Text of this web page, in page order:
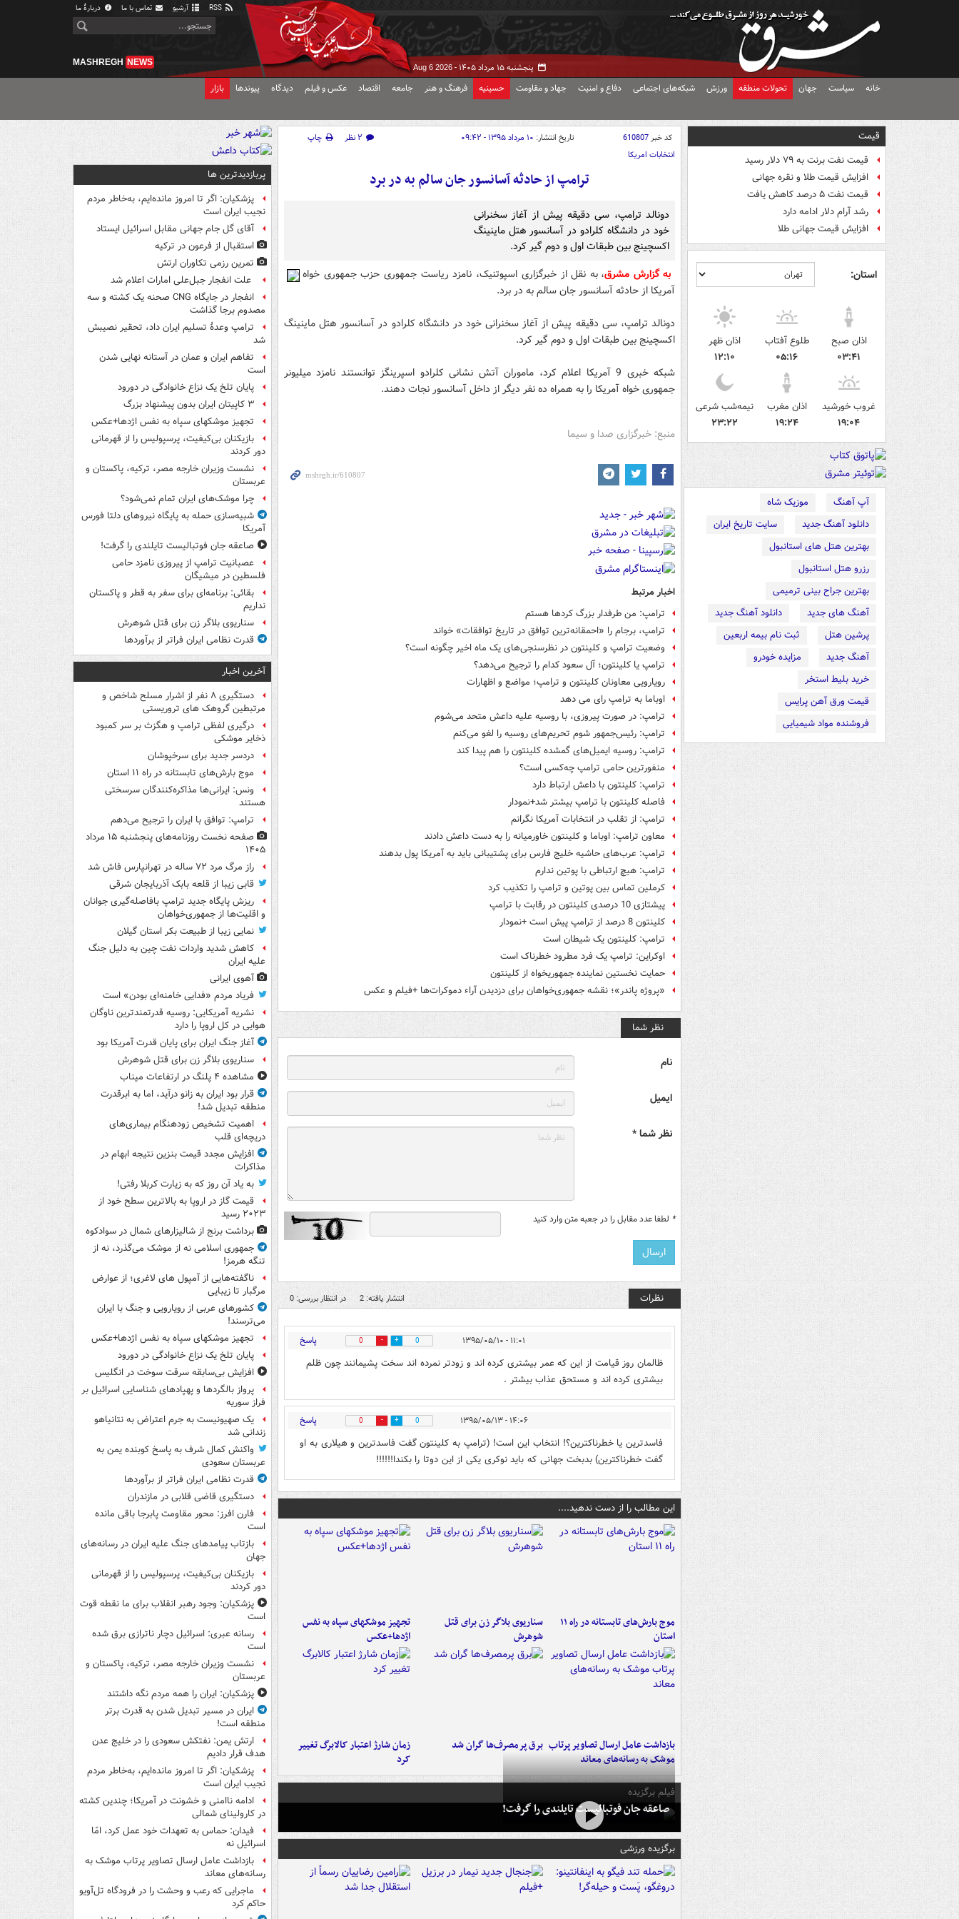
آرشیو تماس با ما دربارهٔ ما
پنجشنبه ۱۵ مرداد ۱۴۰۵ - Aug 6 2026
MASHREGH NEWS
خانه سیاست جهان تحولات منطقه ورزش شبکه‌های اجتماعی دفاع و امنیت جهاد و مقاومت حسینیه فرهنگ و هنر جامعه اقتصاد عکس و فیلم دیدگاه پیوندها بازار
قیمت
قیمت نفت برنت به ۷۹ دلار رسید
افزایش قیمت طلا و نقره جهانی
قیمت نفت ۵ درصد کاهش یافت
رشد آرام دلار ادامه دارد
افزایش قیمت جهانی طلا
استان:
اذان صبح
۰۳:۴۱
طلوع آفتاب
۰۵:۱۶
اذان ظهر
۱۲:۱۰
غروب خورشید
۱۹:۰۴
اذان مغرب
۱۹:۲۴
نیمه‌شب شرعی
۲۳:۲۲
آپ آهنگ
موزیک شاه
دانلود آهنگ جدید
سایت تاریخ ایران
بهترین هتل های استانبول
رزرو هتل استانبول
بهترین جراح بینی ترمیمی
آهنگ های جدید
دانلود آهنگ جدید
پرشین هتل
ثبت نام بیمه اربعین
آهنگ جدید
مزایده خودرو
خرید بلیط استخر
قیمت ورق آهن پرایس
فروشنده مواد شیمیایی
کد خبر610807 تاریخ انتشار: ۱۰ مرداد ۱۳۹۵ - ۰۹:۴۲ ۲ نظر
چاپ
انتخابات امریکا
ترامپ از حادثه آسانسور جان سالم به در برد
دونالد ترامپ، سی دقیقه پیش از آغاز سخنرانی
خود در دانشگاه کلرادو در آسانسور هتل ماینینگ
اکسچینج بین طبقات اول و دوم گیر کرد.
به گزارش مشرق، به نقل از خبرگزاری اسپوتنیک، نامزد ریاست جمهوری حزب جمهوری خواه
آمریکا از حادثه آسانسور جان سالم به در برد.
دونالد ترامپ، سی دقیقه پیش از آغاز سخنرانی خود در دانشگاه کلرادو در آسانسور هتل ماینینگ
اکسچینج بین طبقات اول و دوم گیر کرد.
شبکه خبری 9 آمریکا اعلام کرد، ماموران آتش نشانی کلرادو اسپرینگز توانستند نامزد میلیونر
جمهوری خواه آمریکا را به همراه ده نفر دیگر از داخل آسانسور نجات دهند.
منبع: خبرگزاری صدا و سیما
اخبار مرتبط
ترامپ: من طرفدار بزرگ کردها هستم
ترامپ، برجام را «احمقانه‌ترین توافق در تاریخ توافقات» خواند
وضعیت ترامپ و کلینتون در نظرسنجی‌های یک ماه اخیر چگونه است؟
ترامپ یا کلینتون؛ آل سعود کدام را ترجیح می‌دهد؟
رویارویی معاونان کلینتون و ترامپ؛ مواضع و اظهارات
اوباما به ترامپ رای می دهد
ترامپ: در صورت پیروزی، با روسیه علیه داعش متحد می‌شوم
ترامپ: رئیس‌جمهور شوم تحریم‌های روسیه را لغو می‌کنم
ترامپ: روسیه ایمیل‌های گمشده کلینتون را هم پیدا کند
منفورترین حامی ترامپ چه‌کسی است؟
ترامپ: کلینتون با داعش ارتباط دارد
فاصله کلینتون با ترامپ بیشتر شد+نمودار
ترامپ: از تقلب در انتخابات آمریکا نگرانم
معاون ترامپ: اوباما و کلینتون خاورمیانه را به دست داعش دادند
ترامپ: عرب‌های حاشیه خلیج فارس برای پشتیبانی باید به آمریکا پول بدهند
­­ترامپ: هیچ ارتباطی با پوتین ندارم
کرملین تماس بین پوتین و ترامپ را تکذیب کرد
پیشتازی 10 درصدی کلینتون در رقابت با ترامپ
کلینتون 8 درصد از ترامپ پیش است +نمودار
ترامپ: کلینتون یک شیطان است
اوکراین: ترامپ یک فرد مطرود خطرناک است
حمایت نخستین نماینده جمهوریخواه از کلینتون
«پروژه پاندر»؛ نقشه جمهوری‌خواهان برای دزدیدن آراء دموکرات‌ها +فیلم و عکس
نظر شما
نام
ایمیل
نظر شما *
* لطفا عدد مقابل را در جعبه متن وارد کنید
نظرات انتشار یافته: 2 در انتظار بررسی: 0
۱۱:۰۱ - ۱۳۹۵/۰۵/۱۰ 0
0 پاسخ
ظالمان روز قیامت از این که عمر بیشتری کرده اند و زودتر نمرده اند سخت پشیمانند چون ظلم
بیشتری کرده اند و مستحق عذاب بیشتر .
۱۴:۰۶ - ۱۳۹۵/۰۵/۱۳ 0
0 پاسخ
فاسدترین یا خطرناکترین؟! انتخاب این است! (ترامپ به کلینتون گفت فاسدترین و هیلاری به او
گفت خطرناکترین) بدبخت جهانی که باید نوکری یکی از این دوتا را بکندا!!!!!!
این مطالب را از دست ندهید....
موج بارش‌های تابستانه در راه ۱۱
استان
سناریوی بلاگر زن برای قتل
شوهرش
تجهیز موشکهای سپاه به نفس
اژدها+عکس
بازداشت عامل ارسال تصاویر پرتاب
موشک به رسانه‌های معاند
برق پرمصرف‌ها گران شد
زمان شارژ اعتبار کالابرگ تغییر
کرد
فیلم برگزیده
صاعقه جان فوتبالیست تایلندی را گرفت!
برگزیده ورزشی
پربازدیدترین ها
پزشکیان: اگر تا امروز مانده‌ایم، به‌خاطر مردم
نجیب ایران است
آقای گل جام جهانی مقابل اسرائیل ایستاد
استقبال از فرعون در ترکیه
تمرین رزمی تکاوران ارتش
علت انفجار جبل‌علی امارات اعلام شد
انفجار در جایگاه CNG صحنه یک کشته و سه
مصدوم برجا گذاشت
ترامپ وعدۀ تسلیم ایران داد، تحقیر نصیبش
شد
تفاهم ایران و عمان در آستانه نهایی شدن
است
پایان تلخ یک نزاع خانوادگی در دورود
۳ کاپیتان ایران بدون پیشنهاد بزرگ
تجهیز موشکهای سپاه به نفس اژدها+عکس
بازیکنان بی‌کیفیت، پرسپولیس را از قهرمانی
دور کردند
نشست وزیران خارجه مصر، ترکیه، پاکستان و
عربستان
چرا موشک‌های ایران تمام نمی‌شود؟
شبیه‌سازی حمله به پایگاه نیروهای دلتا فورس
آمریکا
صاعقه جان فوتبالیست تایلندی را گرفت!
عصبانیت ترامپ از پیروزی نامزد حامی
فلسطین در میشیگان
بقائی: برنامه‌ای برای سفر به قطر و پاکستان
نداریم
سناریوی بلاگر زن برای قتل شوهرش
قدرت نظامی ایران فراتر از برآوردها
آخرین اخبار
دستگیری ۸ نفر از اشرار مسلح شاخص و
مرتبطین گروهک های تروریستی
درگیری لفظی ترامپ و هگزث بر سر کمبود
ذخایر موشکی
دردسر جدید برای سرخپوشان
موج بارش‌های تابستانه در راه ۱۱ استان
ونس: ایرانی‌ها مذاکره‌کنندگان سرسختی
هستند
ترامپ: توافق با ایران را ترجیح می‌دهم
صفحه نخست روزنامه‌های پنجشنبه ۱۵ مرداد
۱۴۰۵
راز مرگ مرد ۷۲ ساله در تهرانپارس فاش شد
قابی زیبا از قلعه بابک آذربایجان شرقی
ریزش پایگاه جدید ترامپ بافاصله‌گیری جوانان
و اقلیت‌ها از جمهوری‌خواهان
نمایی زیبا از طبیعت بکر استان گیلان
کاهش شدید واردات نفت چین به دلیل جنگ
علیه ایران
آهوی ایرانی
فریاد مردم «فدایی خامنه‌ای بودن» است
نشریه آمریکایی: روسیه قدرتمندترین ناوگان
هوایی در کل اروپا را دارد
آغاز جنگ ایران برای پایان قدرت آمریکا بود
سناریوی بلاگر زن برای قتل شوهرش
مشاهده ۴ پلنگ در ارتفاعات میناب
قرار بود ایران به زانو درآید، اما به ابرقدرت
منطقه تبدیل شد!
اهمیت تشخیص زودهنگام بیماری‌های
دریچه‌ای قلب
افزایش مجدد قیمت بنزین نتیجه ابهام در
مذاکرات
به یاد آن روز که به زیارت کربلا رفتی!
قیمت گاز در اروپا به بالاترین سطح خود از
۲۰۲۳ رسید
برداشت برنج از شالیزارهای شمال در سوادکوه
جمهوری اسلامی نه از موشک می‌گذرد، نه از
تنگه هرمز!
ناگفته‌هایی از آمپول های لاغری؛ از عوارض
مرگبار تا زیبایی
کشورهای عربی از رویارویی و جنگ با ایران
می‌ترسند!
تجهیز موشکهای سپاه به نفس اژدها+عکس
پایان تلخ یک نزاع خانوادگی در دورود
افزایش بی‌سابقه سرقت سوخت در انگلیس
پرواز بالگردها و پهپادهای شناسایی اسرائیل بر
فراز سوریه
یک صهیونیست به جرم اعتراض به نتانیاهو
زندانی شد
واکنش کمال شرف به پاسخ کوبنده یمن به
عربستان سعودی
قدرت نظامی ایران فراتر از برآوردها
دستگیری قاضی قلابی در مازندران
فارن افرز: محور مقاومت پابرجا باقی مانده
است
بازتاب پیامدهای جنگ علیه ایران در رسانه‌های
جهان
بازیکنان بی‌کیفیت، پرسپولیس را از قهرمانی
دور کردند
پزشکیان: وجود رهبر انقلاب برای ما نقطه قوت
است
رسانه عبری: اسرائیل دچار ناترازی برق شده
است
نشست وزیران خارجه مصر، ترکیه، پاکستان و
عربستان
پزشکیان: ایران را همه مردم نگه داشتند
ایران در مسیر تبدیل شدن به قدرت برتر
منطقه است!
ارتش یمن: نفتکش سعودی را در خلیج عدن
هدف قرار دادیم
پزشکیان: اگر تا امروز مانده‌ایم، به‌خاطر مردم
نجیب ایران است
ادامه ناامنی و خشونت در آمریکا؛ چندین کشته
در کارولینای شمالی
فیدان: حماس به تعهدات خود عمل کرد، امّا
اسرائیل نه
بازداشت عامل ارسال تصاویر پرتاب موشک به
رسانه‌های معاند
ماجرایی که رعب و وحشت را در فرودگاه تل‌آویو
حاکم کرد